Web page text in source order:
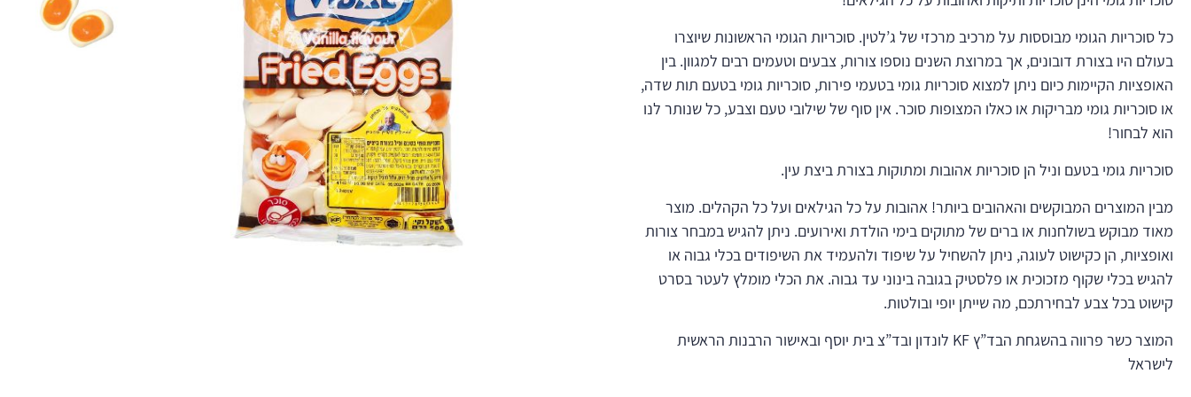
כל סוכריות הגומי מבוססות על מרכיב מרכזי של ג’לטין. סוכריות הגומי הראשונות שיוצרו
בעולם היו בצורת דובונים, אך במרוצת השנים נוספו צורות, צבעים וטעמים רבים למגוון. בין
האופציות הקיימות כיום ניתן למצוא סוכריות גומי בטעמי פירות, סוכריות גומי בטעם תות שדה,
או סוכריות גומי מבריקות או כאלו המצופות סוכר. אין סוף של שילובי טעם וצבע, כל שנותר לנו
הוא לבחור!
סוכריות גומי בטעם וניל הן סוכריות אהובות ומתוקות בצורת ביצת עין.
מבין המוצרים המבוקשים והאהובים ביותר! אהובות על כל הגילאים ועל כל הקהלים. מוצר
מאוד מבוקש בשולחנות או ברים של מתוקים בימי הולדת ואירועים. ניתן להגיש במבחר צורות
ואופציות, הן כקישוט לעוגה, ניתן להשחיל על שיפוד ולהעמיד את השיפודים בכלי גבוה או
להגיש בכלי שקוף מזכוכית או פלסטיק בגובה בינוני עד גבוה. את הכלי מומלץ לעטר בסרט
קישוט בכל צבע לבחירתכם, מה שייתן יופי ובולטות.
המוצר כשר פרווה בהשגחת הבד”ץ KF לונדון ובד”צ בית יוסף ובאישור הרבנות הראשית
לישראל